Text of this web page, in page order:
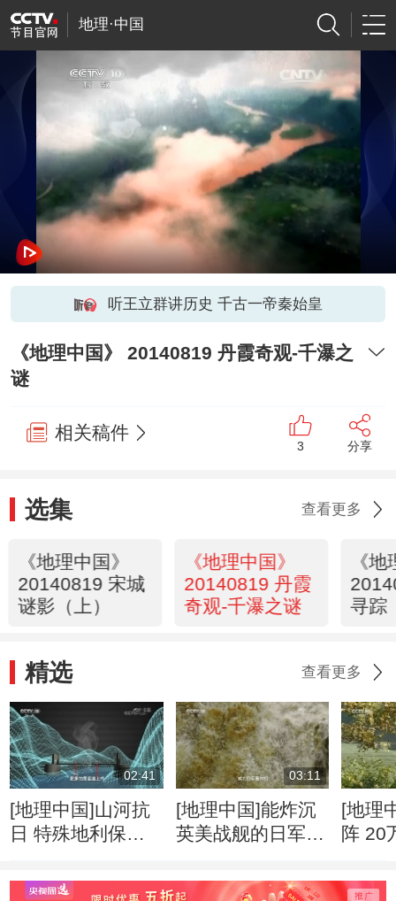
地理·中国
听王立群讲历史 千古一帝秦始皇
《地理中国》 20140819 丹霞奇观-千瀑之
谜
相关稿件
3 分享
选集 查看更多
《地理中国》
20140819 宋城
谜影（上）
《地理中国》
20140819 丹霞
奇观-千瀑之谜
《
寻踪
精选 查看更多
02:41
[地理中国]山河抗
日 特殊地利保护
03:11
[地理中国]能炸沉
英美战舰的日军为
[地理
阵 20